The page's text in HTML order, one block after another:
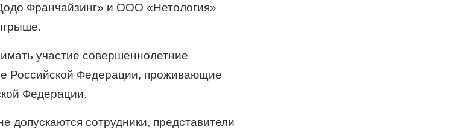
Франчайзинг» и ООО «Нетология»
участие совершеннолетние
Российской Федерации, проживающие
Федерации.
допускаются сотрудники, представители